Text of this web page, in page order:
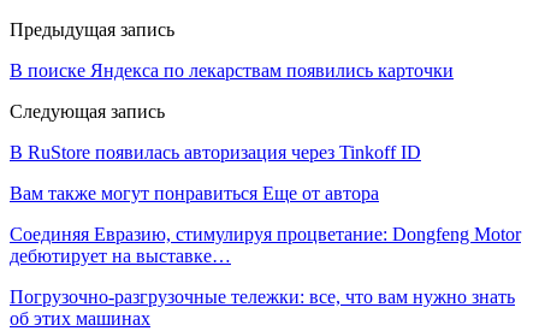
Предыдущая запись
В поиске Яндекса по лекарствам появились карточки
Следующая запись
В RuStore появилась авторизация через Tinkoff ID
Вам также могут понравиться Еще от автора
Соединяя Евразию, стимулируя процветание: Dongfeng Motor
дебютирует на выставке…
Погрузочно-разгрузочные тележки: все, что вам нужно знать
об этих машинах